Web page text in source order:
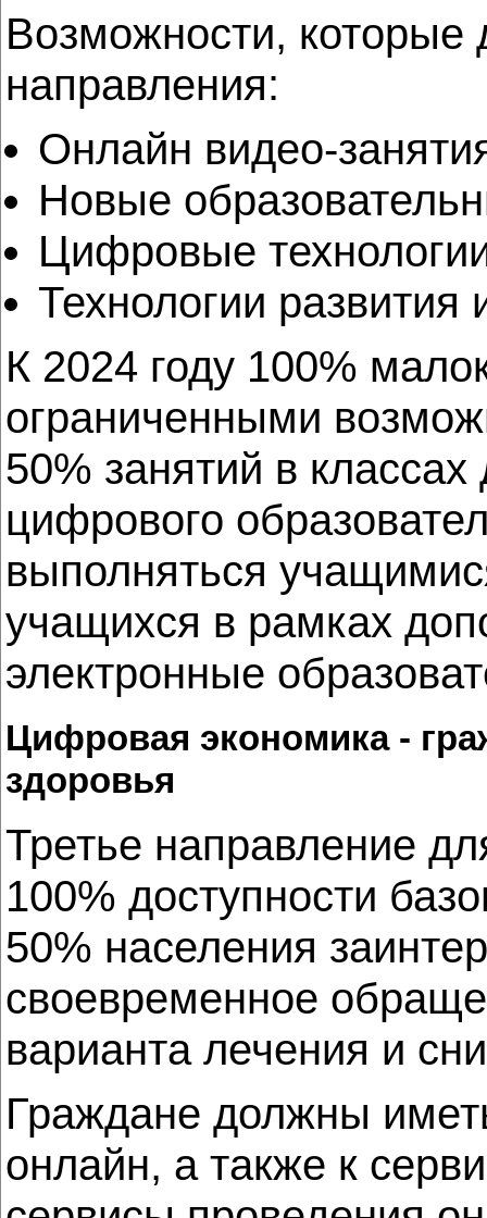
Возможности, которые
направления:
Онлайн видео-
Новые
Цифровые
Технологии
К 2024 году 100%
ограниченными
50% занятий в
цифрового
выполняться
учащихся в рамках
электронные
Цифровая экономика -
здоровья
Третье направление
100% доступности
50% населения
своевременное
варианта лечения и
Граждане должны
онлайн, а также к